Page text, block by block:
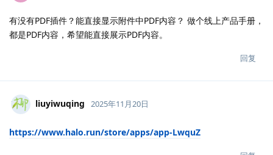
有没有PDF插件？能直接显示附件中PDF内容？ 做个线上产品手册，
都是PDF内容，希望能直接展示PDF内容。
回复
liuyiwuqing 2025年11月20日
https://www.halo.run/store/apps/app-LwquZ